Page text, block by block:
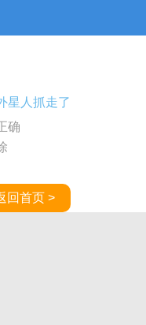
星人抓走了
确
回首页 >